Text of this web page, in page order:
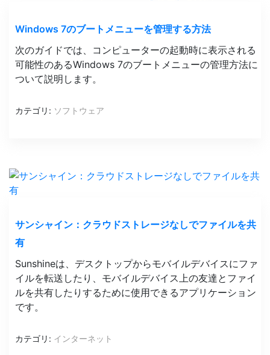
Windows 7のブートメニューを管理する方法
次のガイドでは、コンピューターの起動時に表示される
可能性のあるWindows 7のブートメニューの管理方法に
ついて説明します。
カテゴリ: ソフトウェア
サンシャイン：クラウドストレージなしでファイルを共
有
Sunshineは、デスクトップからモバイルデバイスにファ
イルを転送したり、モバイルデバイス上の友達とファイ
ルを共有したりするために使用できるアプリケーション
です。
カテゴリ: インターネット